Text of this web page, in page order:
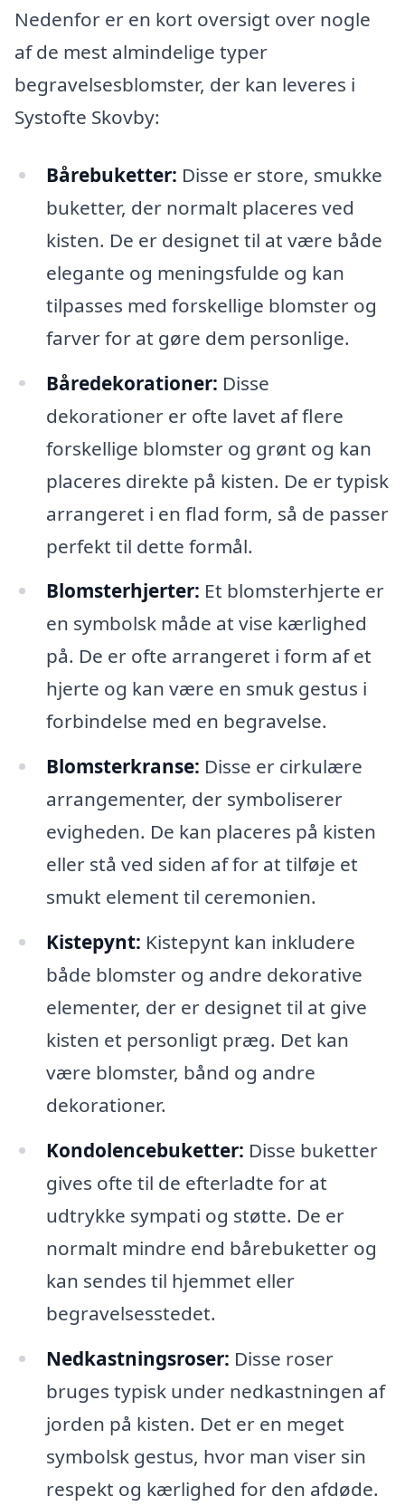
Nedenfor er en kort oversigt over nogle
af de mest almindelige typer
begravelsesblomster, der kan leveres i
Systofte Skovby:
Bårebuketter: Disse er store, smukke
buketter, der normalt placeres ved
kisten. De er designet til at være både
elegante og meningsfulde og kan
tilpasses med forskellige blomster og
farver for at gøre dem personlige.
Båredekorationer: Disse
dekorationer er ofte lavet af flere
forskellige blomster og grønt og kan
placeres direkte på kisten. De er typisk
arrangeret i en flad form, så de passer
perfekt til dette formål.
Blomsterhjerter: Et blomsterhjerte er
en symbolsk måde at vise kærlighed
på. De er ofte arrangeret i form af et
hjerte og kan være en smuk gestus i
forbindelse med en begravelse.
Blomsterkranse: Disse er cirkulære
arrangementer, der symboliserer
evigheden. De kan placeres på kisten
eller stå ved siden af for at tilføje et
smukt element til ceremonien.
Kistepynt: Kistepynt kan inkludere
både blomster og andre dekorative
elementer, der er designet til at give
kisten et personligt præg. Det kan
være blomster, bånd og andre
dekorationer.
Kondolencebuketter: Disse buketter
gives ofte til de efterladte for at
udtrykke sympati og støtte. De er
normalt mindre end bårebuketter og
kan sendes til hjemmet eller
begravelsesstedet.
Nedkastningsroser: Disse roser
bruges typisk under nedkastningen af
jorden på kisten. Det er en meget
symbolsk gestus, hvor man viser sin
respekt og kærlighed for den afdøde.